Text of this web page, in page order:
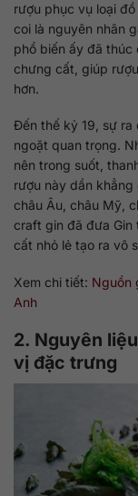
rượu phục vụ loại
coi là nguyên nhân
phổ biến ấy đã thúc
chưng cất, giúp
hơn.
Đến thế kỷ 19, sự ra
ngoặt quan trọng.
nên trong suốt,
rượu này dần
châu Âu, châu Mỹ,
craft gin đã đưa Gin
cất nhỏ lẻ tạo ra vô
Xem chi tiết: Nguồn
Anh
2. Nguyên
vị đặc trưng